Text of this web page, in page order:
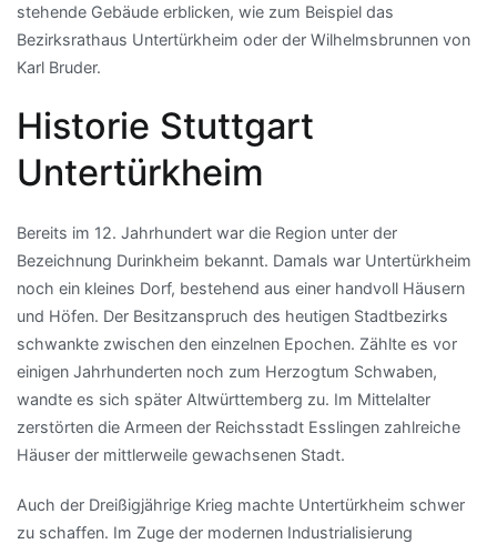
stehende Gebäude erblicken, wie zum Beispiel das
Bezirksrathaus Untertürkheim oder der Wilhelmsbrunnen von
Karl Bruder.
Historie Stuttgart
Untertürkheim
Bereits im 12. Jahrhundert war die Region unter der
Bezeichnung Durinkheim bekannt. Damals war Untertürkheim
noch ein kleines Dorf, bestehend aus einer handvoll Häusern
und Höfen. Der Besitzanspruch des heutigen Stadtbezirks
schwankte zwischen den einzelnen Epochen. Zählte es vor
einigen Jahrhunderten noch zum Herzogtum Schwaben,
wandte es sich später Altwürttemberg zu. Im Mittelalter
zerstörten die Armeen der Reichsstadt Esslingen zahlreiche
Häuser der mittlerweile gewachsenen Stadt.
Auch der Dreißigjährige Krieg machte Untertürkheim schwer
zu schaffen. Im Zuge der modernen Industrialisierung